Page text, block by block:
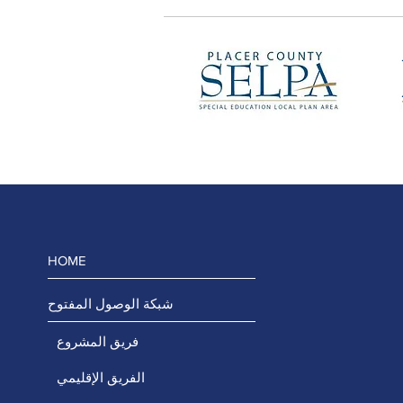
HOME
شبكة الوصول المفتوح
فريق المشروع
الفريق الإقليمي